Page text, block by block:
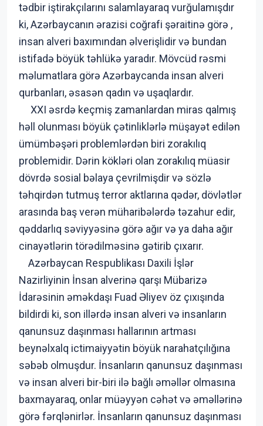
tədbir iştirakçılarını salamlayaraq vurğulamışdır
ki, Azərbaycanın ərazisi coğrafi şəraitinə görə ,
insan alveri baxımından əlverişlidir və bundan
istifadə böyük təhlükə yaradır. Mövcüd rəsmi
məlumatlara görə Azərbaycanda insan alveri
qurbanları, əsasən qadın və uşaqlardır.
XXI əsrdə keçmiş zamanlardan miras qalmış
həll olunması böyük çətinliklərlə müşayət edilən
ümümbəşəri problemlərdən biri zorakılıq
problemidir. Dərin kökləri olan zorakılıq müasir
dövrdə sosial bəlaya çevrilmişdir və sözlə
təhqirdən tutmuş terror aktlarına qədər, dövlətlər
arasında baş verən müharibələrdə təzahur edir,
qəddarlıq səviyyəsinə görə ağır və ya daha ağır
cinayətlərin törədilməsinə gətirib çıxarır.
Azərbaycan Respublikası Daxili İşlər
Nazirliyinin İnsan alverinə qarşı Mübarizə
İdarəsinin əməkdaşı Fuad Əliyev öz çıxışında
bildirdi ki, son illərdə insan alveri və insanların
qanunsuz daşınması hallarının artması
beynəlxalq ictimaiyyətin böyük narahatçılığına
səbəb olmuşdur. İnsanların qanunsuz daşınması
və insan alveri bir-biri ilə bağlı əməllər olmasına
baxmayaraq, onlar müəyyən cəhət və əməllərinə
görə fərqlənirlər. İnsanların qanunsuz daşınması